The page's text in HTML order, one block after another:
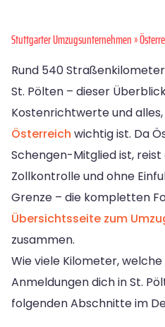
Stuttgarter Umzugsunternehmen»
Rund 540
St. Pölten – dieser
Kostenrichtwerte und
Österreich wichtig ist. Da
Schengen-Mitglied ist,
Zollkontrolle und ohne
Grenze – die kompletten
Übersichtsseite zum
zusammen.
Wie viele Kilometer,
Anmeldungen dich in St.
folgenden Abschnitte im